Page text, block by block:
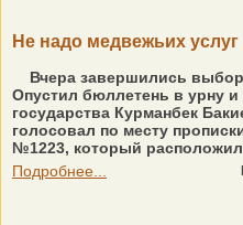
Не надо медвежьих услуг
Вчера завершились
Опустил бюллетень в урну
государства Курманбек
голосовал по месту
№1223, который
Подробнее...